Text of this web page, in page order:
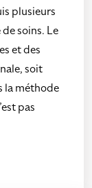
plusieurs
soins. Le
et des
soit
la méthode
pas